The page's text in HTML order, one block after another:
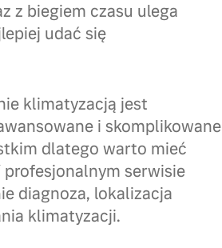
z biegiem czasu ulega
udać się
klimatyzacją jest
i skomplikowane
dlatego warto mieć
serwisie
diagnoza, lokalizacja
klimatyzacji.